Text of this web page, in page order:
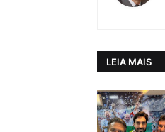
LEIA MAIS